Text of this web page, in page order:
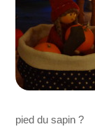
pied du sapin ?